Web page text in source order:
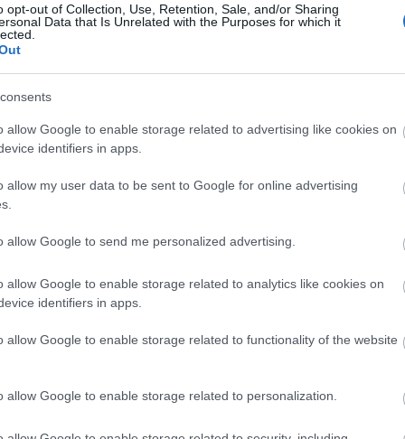
opt-out of Collection, Use, Retention, Sale, and/or Sharing
Data that Is Unrelated with the Purposes for which it
allow Google to enable storage related to advertising like cookies on
identifiers in apps.
allow my user data to be sent to Google for online advertising
allow Google to send me personalized advertising.
allow Google to enable storage related to analytics like cookies on
identifiers in apps.
allow Google to enable storage related to functionality of the website
allow Google to enable storage related to personalization.
oka jurij utcán láttuk
a 4-6-os helyett pótlóbuszok járni a Blahától, de ez, úgy